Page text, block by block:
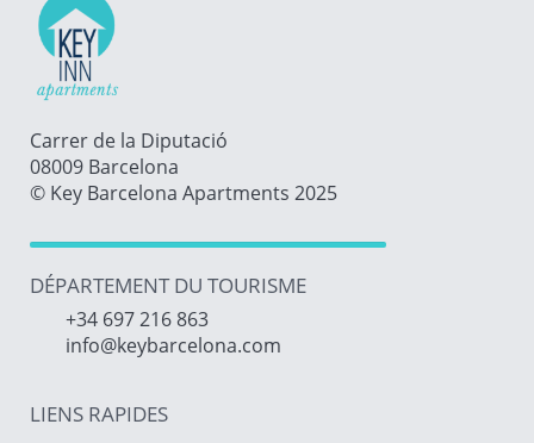
Carrer de la Diputació
08009 Barcelona
© Key Barcelona Apartments 2025
DÉPARTEMENT DU TOURISME
+34 697 216 863
info@keybarcelona.com
LIENS RAPIDES